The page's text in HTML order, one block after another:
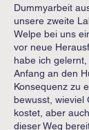
Dummyarbeit
unsere zweite
Welpe bei uns
vor neue
habe ich
Anfang an den
Konsequenz zu
bewusst, wieviel
kostet, aber
dieser Weg